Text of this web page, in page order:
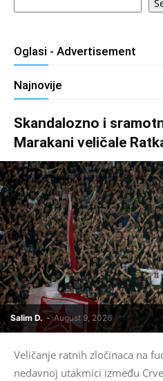
Oglasi - Advertisement
Najnovije
Skandalozno i
Marakani veličale
Salim D. - August 9, 2026
Veličanje ratnih zločinaca na
nedavnoj utakmici između